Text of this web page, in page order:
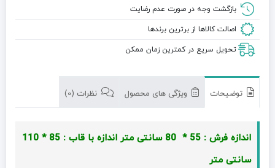
بازگشت وجه در صورت عدم رضایت
اصالت کالاها از برترین برندها
تحویل سریع در کمترین زمان ممکن
توضیحات ویژگی های محصول نظرات (0)
اندازه فرش : 55 * 80 سانتی متر
اندازه با قاب : 85 * 110
سانتی متر